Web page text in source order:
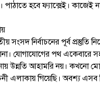
পাঠাতে হবে ফ্যাক্সেই। কাজেই
সংসদ নির্বাচনের পূর্ব প্রস্তুতি
যোগাযোগের পথ একেবারে
উন্নতি আহামরি নয়। কখনো
এলাকায় গিয়েছি। অবশ্য